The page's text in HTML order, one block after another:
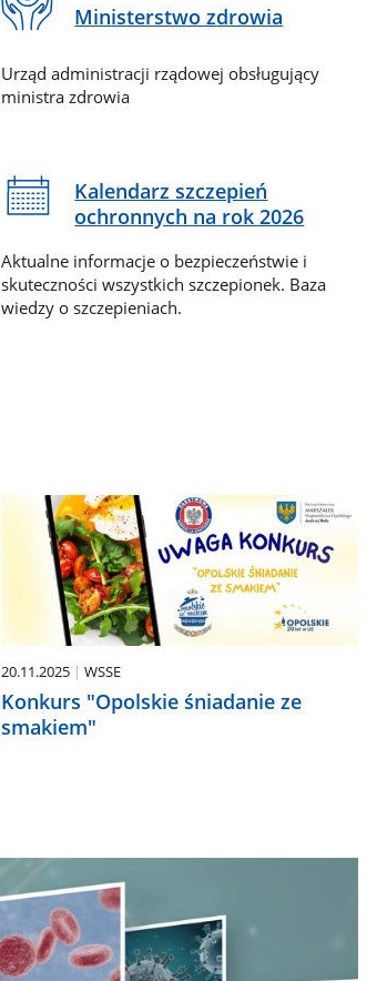
Ministerstwo zdrowia
Urząd administracji rządowej obsługujący
ministra zdrowia
Kalendarz szczepień
ochronnych na rok 2026
Aktualne informacje o bezpieczeństwie i
skuteczności wszystkich szczepionek. Baza
wiedzy o szczepieniach.
20.11.2025 WSSE
Konkurs "Opolskie śniadanie ze
smakiem"